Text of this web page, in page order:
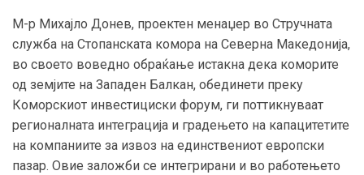
М-р Михајло Донев, проектен менаџер во Стручната
служба на Стопанската комора на Северна Македонија,
во своето воведно обраќање истакна дека коморите
од земјите на Западен Балкан, обединети преку
Коморскиот инвестициски форум, ги поттикнуваат
регионалната интеграција и градењето на капацитетите
на компаниите за извоз на единствениот европски
пазар. Овие заложби се интегрирани и во работењето